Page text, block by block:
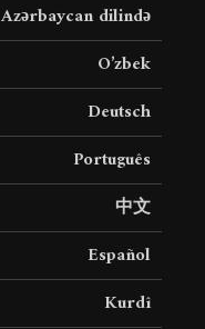
Azərbaycan dilində
O’zbek
Deutsch
Português
中文
Español
Kurdî